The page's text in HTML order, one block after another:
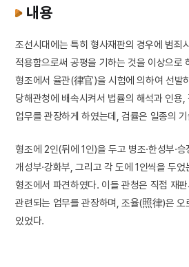
내용
조선시대에는 특히 형사재판의 경우에 범죄
적용함으로써 공평을 기하는 것을 이상으로
형조에서 율관(律官)을 시험에 의하여 선발
당해관청에 배속시켜서 법률의 해석과 인용,
업무를 관장하게 하였는데, 검률은 일종의
형조에 2인(뒤에 1인)을 두고 병조·한성부·승
개성부·강화부, 그리고 각 도에 1인씩을 두었
형조에서 파견하였다. 이들 관청은 직접 재
관련되는 업무를 관장하며, 조율(照律)은 오
있었다.